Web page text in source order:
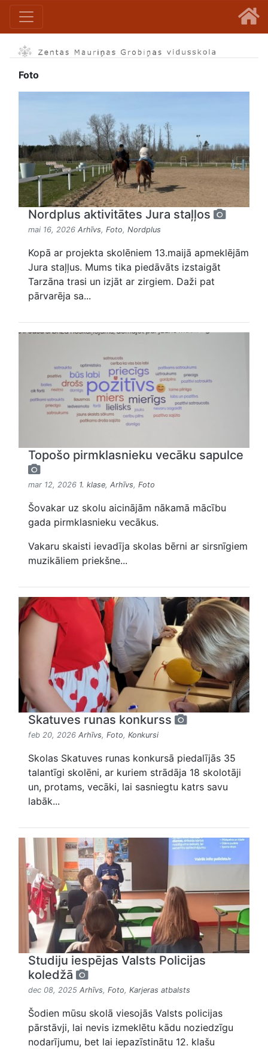
Foto
Nordplus aktivitātes Jura staļļos
mai 16, 2026 Arhīvs, Foto, Nordplus
Kopā ar projekta skolēniem 13.maijā apmeklējām
Jura staļļus. Mums tika piedāvāts izstaigāt
Tarzāna trasi un izjāt ar zirgiem. Daži pat
pārvarēja sa...
Topošo pirmklasnieku vecāku sapulce
mar 12, 2026 1. klase, Arhīvs, Foto
Šovakar uz skolu aicinājām nākamā mācību
gada pirmklasnieku vecākus.
Vakaru skaisti ievadīja skolas bērni ar sirsnīgiem
muzikāliem priekšne...
Skatuves runas konkurss
feb 20, 2026 Arhīvs, Foto, Konkursi
Skolas Skatuves runas konkursā piedalījās 35
talantīgi skolēni, ar kuriem strādāja 18 skolotāji
un, protams, vecāki, lai sasniegtu katrs savu
labāk...
Studiju iespējas Valsts Policijas
koledžā
dec 08, 2025 Arhīvs, Foto, Karjeras atbalsts
Šodien mūsu skolā viesojās Valsts policijas
pārstāvji, lai nevis izmeklētu kādu noziedzīgu
nodarījumu, bet lai iepazīstinātu 12. klašu